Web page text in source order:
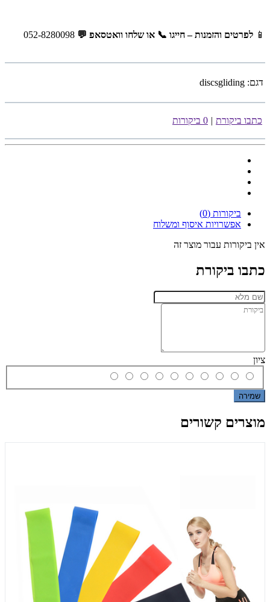
📱 לפרטים והזמנות – חייגו 📞 או שלחו וואטסאפ 💬
דגם: discsgliding
כתבו ביקורת | 0 ביקורות
ביקורות (0)
אפשרויות איסוף ומשלוח
אין ביקורות עבור מוצר זה
כתבו ביקורת
ציון
שמירה
מוצרים קשורים